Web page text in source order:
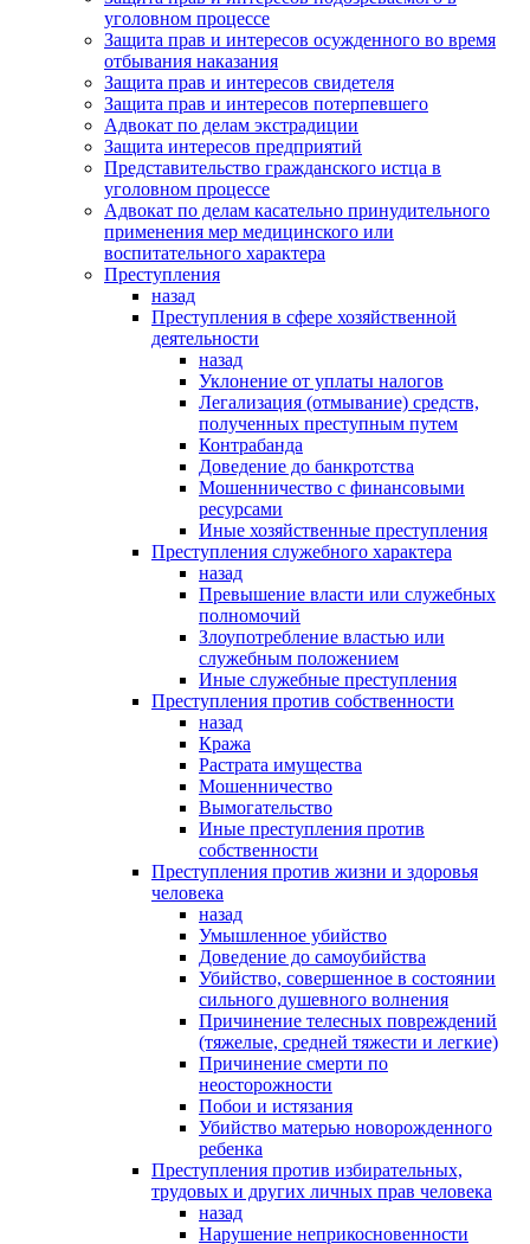
уголовном процессе
Защита прав и интересов осужденного во время
отбывания наказания
Защита прав и интересов свидетеля
Защита прав и интересов потерпевшего
Адвокат по делам экстрадиции
Защита интересов предприятий
Представительство гражданского истца в
уголовном процессе
Адвокат по делам касательно принудительного
применения мер медицинского или
воспитательного характера
Преступления
назад
Преступления в сфере хозяйственной
деятельности
назад
Уклонение от уплаты налогов
Легализация (отмывание) средств,
полученных преступным путем
Контрабанда
Доведение до банкротства
Мошенничество с финансовыми
ресурсами
Иные хозяйственные преступления
Преступления служебного характера
назад
Превышение власти или служебных
полномочий
Злоупотребление властью или
служебным положением
Иные служебные преступления
Преступления против собственности
назад
Кража
Растрата имущества
Мошенничество
Вымогательство
Иные преступления против
собственности
Преступления против жизни и здоровья
человека
назад
Умышленное убийство
Доведение до самоубийства
Убийство, совершенное в состоянии
сильного душевного волнения
Причинение телесных повреждений
(тяжелые, средней тяжести и легкие)
Причинение смерти по
неосторожности
Побои и истязания
Убийство матерью новорожденного
ребенка
Преступления против избирательных,
трудовых и других личных прав человека
назад
Нарушение неприкосновенности